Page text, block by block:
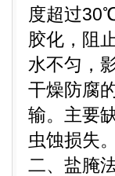
度超过
胶化，阻
水不匀，
干燥防腐
输。主要
虫蚀损
二、盐